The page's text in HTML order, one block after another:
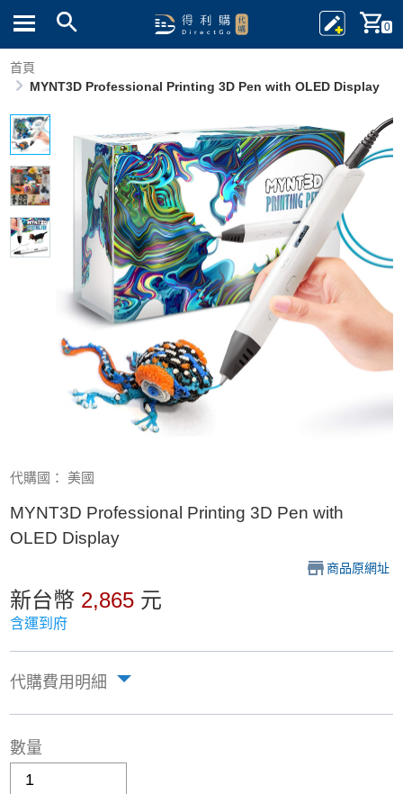
0
首頁
MYNT3D Professional Printing 3D Pen with OLED Display
代購國： 美國
MYNT3D Professional Printing 3D Pen with
OLED Display
商品原網址
新台幣 2,865 元
含運到府
代購費用明細
數量